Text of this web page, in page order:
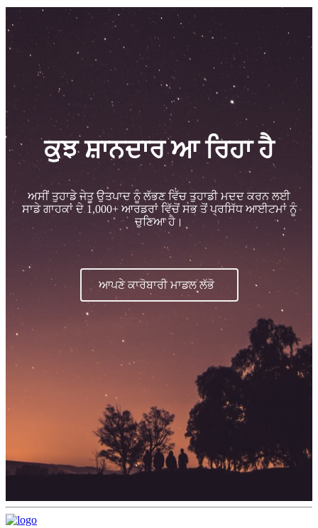
ਕੁਝ ਸ਼ਾਨਦਾਰ ਆ ਰਿਹਾ ਹੈ
ਅਸੀਂ ਤੁਹਾਡੇ ਜੇਤੂ ਉਤਪਾਦ ਨੂੰ ਲੱਭਣ ਵਿੱਚ ਤੁਹਾਡੀ ਮਦਦ ਕਰਨ ਲਈ
ਸਾਡੇ ਗਾਹਕਾਂ ਦੇ 1,000+ ਆਰਡਰਾਂ ਵਿੱਚੋਂ ਸਭ ਤੋਂ ਪ੍ਰਸਿੱਧ ਆਈਟਮਾਂ ਨੂੰ
ਚੁਣਿਆ ਹੈ।
ਆਪਣੇ ਕਾਰੋਬਾਰੀ ਮਾਡਲ ਲੱਭੋ